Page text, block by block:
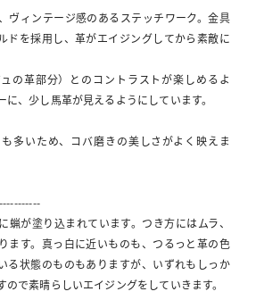
ヴィンテージ感のあるステッチワーク。金具
ドを採用し、革がエイジングしてから素敵に
の革部分）とのコントラストが楽しめるよ
に、少し馬革が見えるようにしています。
多いため、コバ磨きの美しさがよく映えま
蝋が塗り込まれています。つき方にはムラ、
ます。真っ白に近いものも、つるっと革の色
る状態のものもありますが、いずれもしっか
ので素晴らしいエイジングをしていきます。